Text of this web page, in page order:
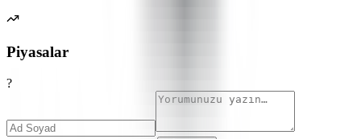
Piyasalar
?